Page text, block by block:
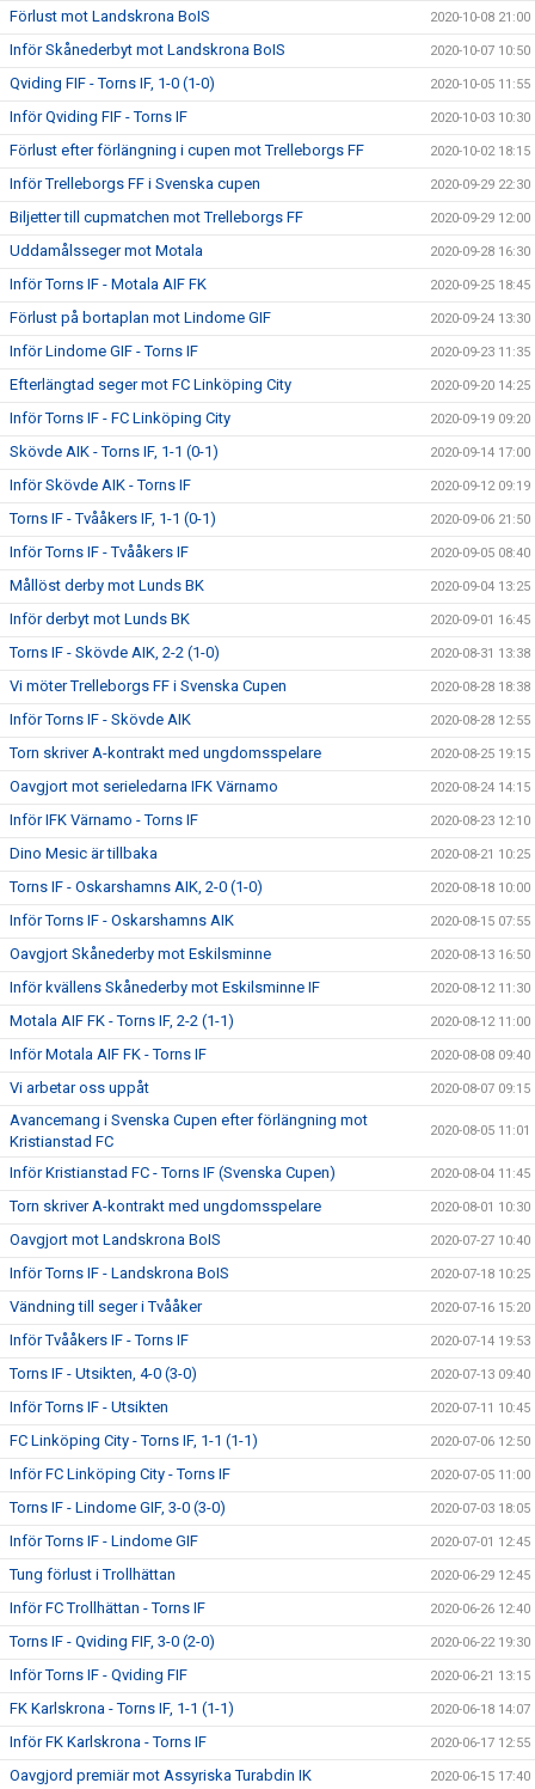
Förlust mot Landskrona BoIS 2020-10-08 21:00
Inför Skånederbyt mot Landskrona BoIS 2020-10-07 10:50
Qviding FIF - Torns IF, 1-0 (1-0) 2020-10-05 11:55
Inför Qviding FIF - Torns IF 2020-10-03 10:30
Förlust efter förlängning i cupen mot Trelleborgs FF 2020-10-02 18:15
Inför Trelleborgs FF i Svenska cupen 2020-09-29 22:30
Biljetter till cupmatchen mot Trelleborgs FF 2020-09-29 12:00
Uddamålsseger mot Motala 2020-09-28 16:30
Inför Torns IF - Motala AIF FK 2020-09-25 18:45
Förlust på bortaplan mot Lindome GIF 2020-09-24 13:30
Inför Lindome GIF - Torns IF 2020-09-23 11:35
Efterlängtad seger mot FC Linköping City 2020-09-20 14:25
Inför Torns IF - FC Linköping City 2020-09-19 09:20
Skövde AIK - Torns IF, 1-1 (0-1) 2020-09-14 17:00
Inför Skövde AIK - Torns IF 2020-09-12 09:19
Torns IF - Tvååkers IF, 1-1 (0-1) 2020-09-06 21:50
Inför Torns IF - Tvååkers IF 2020-09-05 08:40
Mållöst derby mot Lunds BK 2020-09-04 13:25
Inför derbyt mot Lunds BK 2020-09-01 16:45
Torns IF - Skövde AIK, 2-2 (1-0) 2020-08-31 13:38
Vi möter Trelleborgs FF i Svenska Cupen 2020-08-28 18:38
Inför Torns IF - Skövde AIK 2020-08-28 12:55
Torn skriver A-kontrakt med ungdomsspelare 2020-08-25 19:15
Oavgjort mot serieledarna IFK Värnamo 2020-08-24 14:15
Inför IFK Värnamo - Torns IF 2020-08-23 12:10
Dino Mesic är tillbaka 2020-08-21 10:25
Torns IF - Oskarshamns AIK, 2-0 (1-0) 2020-08-18 10:00
Inför Torns IF - Oskarshamns AIK 2020-08-15 07:55
Oavgjort Skånederby mot Eskilsminne 2020-08-13 16:50
Inför kvällens Skånederby mot Eskilsminne IF 2020-08-12 11:30
Motala AIF FK - Torns IF, 2-2 (1-1) 2020-08-12 11:00
Inför Motala AIF FK - Torns IF 2020-08-08 09:40
Vi arbetar oss uppåt 2020-08-07 09:15
Avancemang i Svenska Cupen efter förlängning mot
Kristianstad FC
2020-08-05 11:01
Inför Kristianstad FC - Torns IF (Svenska Cupen) 2020-08-04 11:45
Torn skriver A-kontrakt med ungdomsspelare 2020-08-01 10:30
Oavgjort mot Landskrona BoIS 2020-07-27 10:40
Inför Torns IF - Landskrona BoIS 2020-07-18 10:25
Vändning till seger i Tvååker 2020-07-16 15:20
Inför Tvååkers IF - Torns IF 2020-07-14 19:53
Torns IF - Utsikten, 4-0 (3-0) 2020-07-13 09:40
Inför Torns IF - Utsikten 2020-07-11 10:45
FC Linköping City - Torns IF, 1-1 (1-1) 2020-07-06 12:50
Inför FC Linköping City - Torns IF 2020-07-05 11:00
Torns IF - Lindome GIF, 3-0 (3-0) 2020-07-03 18:05
Inför Torns IF - Lindome GIF 2020-07-01 12:45
Tung förlust i Trollhättan 2020-06-29 12:45
Inför FC Trollhättan - Torns IF 2020-06-26 12:40
Torns IF - Qviding FIF, 3-0 (2-0) 2020-06-22 19:30
Inför Torns IF - Qviding FIF 2020-06-21 13:15
FK Karlskrona - Torns IF, 1-1 (1-1) 2020-06-18 14:07
Inför FK Karlskrona - Torns IF 2020-06-17 12:55
Oavgjord premiär mot Assyriska Turabdin IK 2020-06-15 17:40